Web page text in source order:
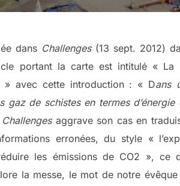
le
dans Challenges(13 sept. 2012)
portant la carte est intitulé « La
» avec cette introduction : « Dans
gaz de schistes en termes d’énergie
Challengesaggrave son cas en
erronées, du style «
les émissions de CO2 », ce
la messe, le mot de notre